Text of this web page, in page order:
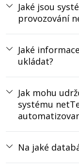
Jaké jsou
provozování
Jaké
ukládat?
Jak mohu
systému
Na jaké